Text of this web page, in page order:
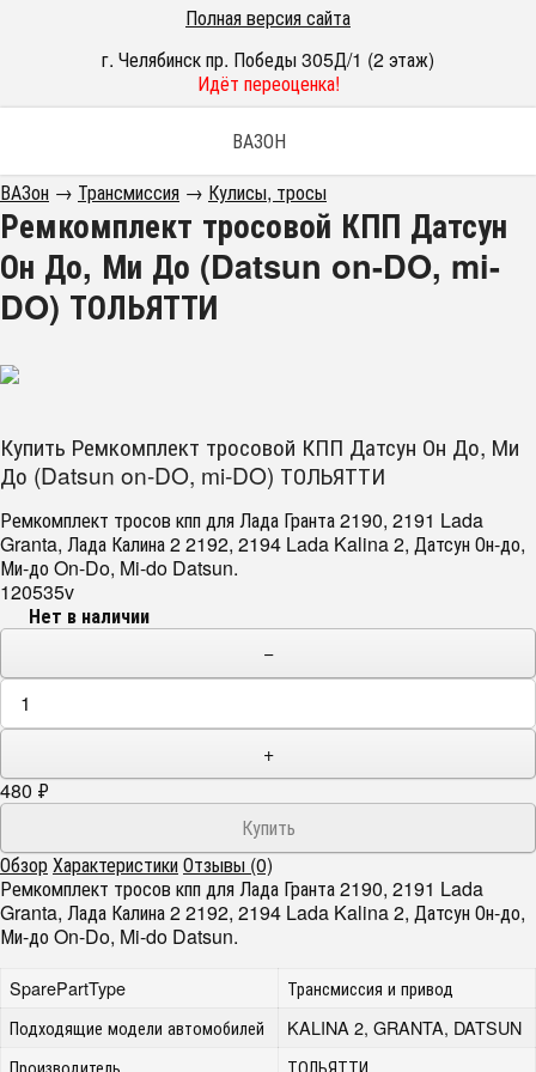
Полная версия сайта
г. Челябинск пр. Победы 305Д/1 (2 этаж)
Идёт переоценка!
ВАЗОН
ВАЗон → Трансмиссия → Кулисы, тросы
Ремкомплект тросовой КПП Датсун
Он До, Ми До (Datsun on-DO, mi-
DO) ТОЛЬЯТТИ
Купить Ремкомплект тросовой КПП Датсун Он До, Ми
До (Datsun on-DO, mi-DO) ТОЛЬЯТТИ
Ремкомплект тросов кпп для Лада Гранта 2190, 2191 Lada
Granta, Лада Калина 2 2192, 2194 Lada Kalina 2, Датсун Он-до,
Ми-до On-Do, Mi-do Datsun.
120535v
Нет в наличии
−
+
480 ₽
ОбзорХарактеристикиОтзывы (0)
Ремкомплект тросов кпп для Лада Гранта 2190, 2191 Lada
Granta, Лада Калина 2 2192, 2194 Lada Kalina 2, Датсун Он-до,
Ми-до On-Do, Mi-do Datsun.
SparePartType
Трансмиссия и привод
Подходящие модели автомобилей
KALINA 2, GRANTA, DATSUN
Производитель
ТОЛЬЯТТИ